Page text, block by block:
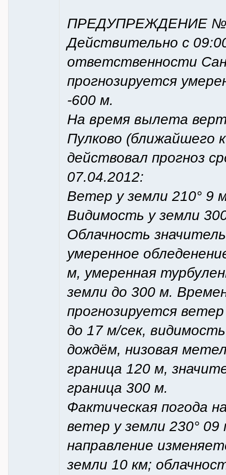
ПРЕДУПРЕЖДЕНИЕ
Действительно с
ответственности
прогнозируется
-600 м.
На время вылета
Пулково (ближайшего
действовал прогноз
07.04.2012:
Ветер у земли 210° 9
Видимость у земли
Облачность
умеренное
м, умеренная
земли до 300 м.
прогнозируется
до 17 м/сек,
дождём, низовая
граница 120 м,
граница 300 м.
Фактическая погода
ветер у земли 230°
направление
земли 10 км;